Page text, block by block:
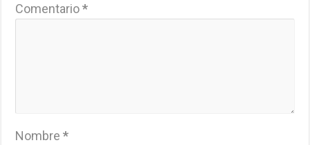
Comentario*
Nombre*